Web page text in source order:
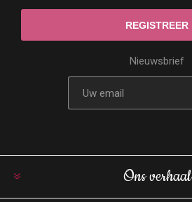
Nieuwsbrief
Ons verhaal